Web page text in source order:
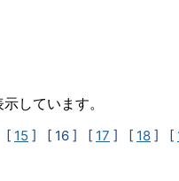
しています。
[ 15 ] [ 16 ] [ 17 ] [ 18 ] [